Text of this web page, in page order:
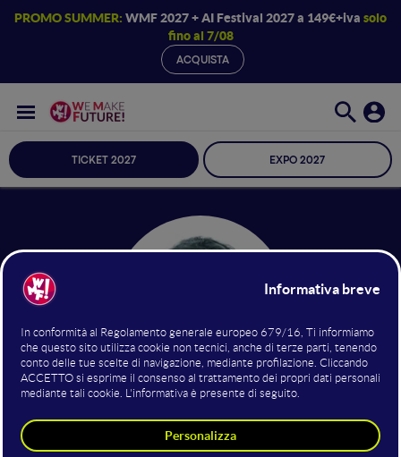
PROMO SUMMER: WMF 2027 + AI Festival 2027 a 149€+iva solo
fino al 7/08
ACQUISTA
TICKET 2027 EXPO 2027